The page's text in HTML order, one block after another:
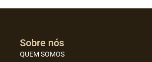
Sobre nós
QUEM SOMOS